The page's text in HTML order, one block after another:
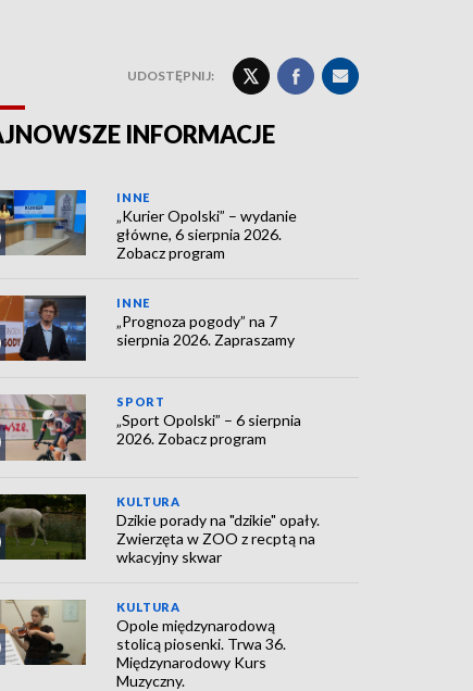
UDOSTĘPNIJ:
INFORMACJE
INNE
„Kurier Opolski” – wydanie
główne, 6 sierpnia 2026.
Zobacz program
INNE
„Prognoza pogody” na 7
sierpnia 2026. Zapraszamy
SPORT
„Sport Opolski” – 6 sierpnia
2026. Zobacz program
KULTURA
Dzikie porady na "dzikie" opały.
Zwierzęta w ZOO z recptą na
wkacyjny skwar
KULTURA
Opole międzynarodową
stolicą piosenki. Trwa 36.
Międzynarodowy Kurs
Muzyczny.